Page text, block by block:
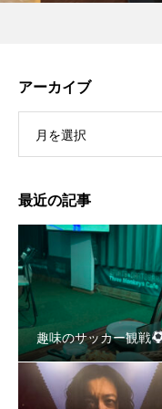
アーカイブ
月を選択
最近の記事
趣味のサッカー観戦